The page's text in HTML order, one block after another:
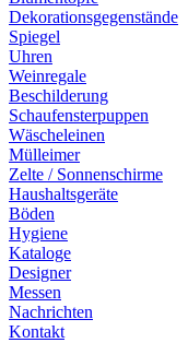
Dekorationsgegenstände
Spiegel
Uhren
Weinregale
Beschilderung
Schaufensterpuppen
Wäscheleinen
Mülleimer
Zelte / Sonnenschirme
Haushaltsgeräte
Böden
Hygiene
Kataloge
Designer
Messen
Nachrichten
Kontakt